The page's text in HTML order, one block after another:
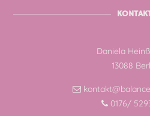
Daniela
13088
0176/